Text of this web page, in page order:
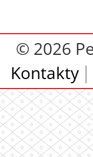
© 2026
Kontakty